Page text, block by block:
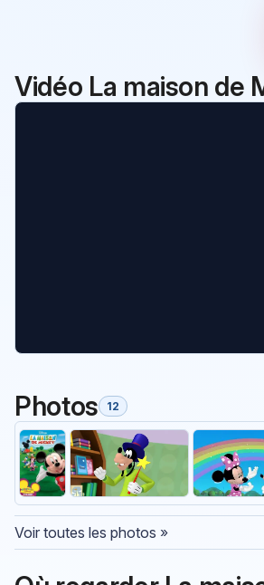
Vidéo La maison de
Photos 12
Voir toutes les photos »